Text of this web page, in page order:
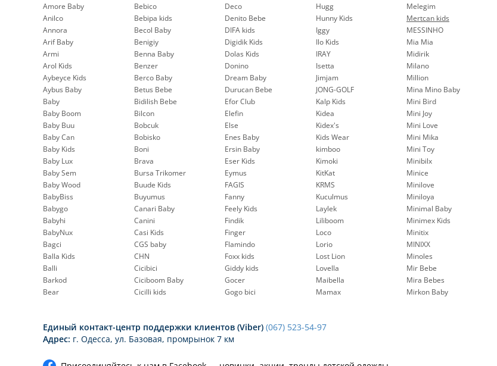
Amore Baby
Anilco
Annora
Arif Baby
Armi
Arol Kids
Aybeyce Kids
Aybus Baby
Baby
Baby Boom
Baby Buu
Baby Can
Baby Kids
Baby Lux
Baby Sem
Baby Wood
BabyBiss
Babygo
Babyhi
BabyNux
Bagci
Balla Kids
Balli
Barkod
Bear
Bebico
Bebipa kids
Becol Baby
Benigiy
Benna Baby
Benzer
Berco Baby
Betus Bebe
Bidilish Bebe
Bilcon
Bobcuk
Bobisko
Boni
Brava
Bursa Trikomer
Buude Kids
Buyumus
Canari Baby
Canini
Casi Kids
CGS baby
CHN
Cicibici
Ciciboom Baby
Cicilli kids
Deco
Denito Bebe
DIFA kids
Digidik Kids
Dolas Kids
Donino
Dream Baby
Durucan Bebe
Efor Club
Elefin
Else
Enes Baby
Ersin Baby
Eser Kids
Eymus
FAGIS
Fanny
Feely Kids
Findik
Finger
Flamindo
Foxx kids
Giddy kids
Gocer
Gogo bici
Hugg
Hunny Kids
Iggy
Ilo Kids
IRAY
Isetta
Jimjam
JONG-GOLF
Kalp Kids
Kidea
Kidex's
Kids Wear
kimboo
Kimoki
KitKat
KRMS
Kuculmus
Laylek
Liliboom
Loco
Lorio
Lost Lion
Lovella
Maibella
Mamax
Melegim
Mertcan kids
MESSINHO
Mia Mia
Midirik
Milano
Million
Mina Mino Baby
Mini Bird
Mini Joy
Mini Love
Mini Mika
Mini Toy
Minibilx
Minice
Minilove
Miniloya
Minimal Baby
Minimex Kids
Minitix
MINIXX
Minoles
Mir Bebe
Mira Bebes
Mirkon Baby
Единый контакт-центр поддержки клиентов (Viber) (067) 523-54-97
Адрес: г. Одесса, ул. Базовая, промрынок 7 км